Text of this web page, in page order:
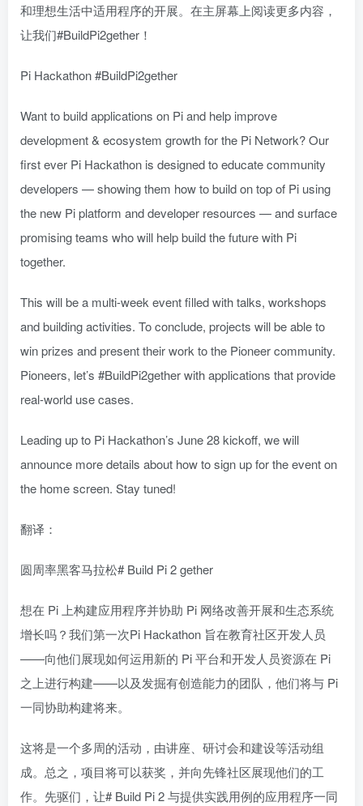
和理想生活中适用程序的开展。在主屏幕上阅读更多内容，
让我们#BuildPi2gether！
Pi Hackathon #BuildPi2gether
Want to build applications on Pi and help improve
development & ecosystem growth for the Pi Network? Our
first ever Pi Hackathon is designed to educate community
developers — showing them how to build on top of Pi using
the new Pi platform and developer resources — and surface
promising teams who will help build the future with Pi
together.
This will be a multi-week event filled with talks, workshops
and building activities. To conclude, projects will be able to
win prizes and present their work to the Pioneer community.
Pioneers, let’s #BuildPi2gether with applications that provide
real-world use cases.
Leading up to Pi Hackathon’s June 28 kickoff, we will
announce more details about how to sign up for the event on
the home screen. Stay tuned!
翻译：
圆周率黑客马拉松# Build Pi 2 gether
想在 Pi 上构建应用程序并协助 Pi 网络改善开展和生态系统
增长吗？我们第一次Pi Hackathon 旨在教育社区开发人员
——向他们展现如何运用新的 Pi 平台和开发人员资源在 Pi
之上进行构建——以及发掘有创造能力的团队，他们将与 Pi
一同协助构建将来。
这将是一个多周的活动，由讲座、研讨会和建设等活动组
成。总之，项目将可以获奖，并向先锋社区展现他们的工
作。先驱们，让# Build Pi 2 与提供实践用例的应用程序一同